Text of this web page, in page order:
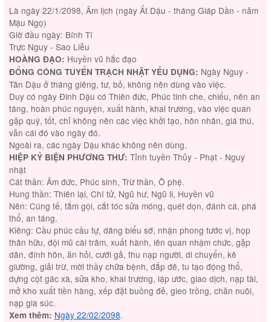
Là ngày 22/1/2098, Âm lịch (ngày Ất Dậu - tháng Giáp Dần - năm
Mậu Ngọ)
Giờ đầu ngày: Bính Tí
Trực Nguy - Sao Liễu
HOÀNG ĐẠO: Huyền vũ hắc đạo
ĐỔNG CÔNG TUYỂN TRẠCH NHẬT YẾU DỤNG: Ngày Nguy -
Tân Dậu ở tháng giêng, tư, bỏ, không nên dùng vào việc.
Duy có ngày Đinh Dậu có Thiên đức, Phúc tinh che, chiếu, nên an
táng, hoàn phúc nguyện, xuất hành, khai trương, vào việc quan
gặp quý, tốt, chỉ không nên các việc khởi tạo, hôn nhân, giá thú,
vẫn cái đó vào ngày đó.
Ngoài ra, các ngày Dậu khác không nên dùng.
HIỆP KỶ BIỆN PHƯƠNG THƯ: Tỉnh tuyền Thủy - Phạt - Nguy
nhật
Cát thần: Âm đức, Phúc sinh, Trừ thần, Ô phệ.
Hung thần: Thiên lại, Chí tử, Ngũ hư, Ngũ li, Huyền vũ
Nên: Cúng tế, tắm gội, cắt tóc sửa móng, quét dọn, đánh cá, phá
thổ, an táng.
Kiêng: Cầu phúc cầu tự, dâng biểu sớ, nhận phong tước vị, họp
thân hữu, đội mũ cài trâm, xuất hành, lên quan nhậm chức, gặp
dân, đính hôn, ăn hỏi, cưới gả, thu nạp người, di chuyển, kê
giường, giải trừ, mời thầy chữa bệnh, đắp đê, tu tạo động thổ,
dựng cột gác xà, sửa kho, khai trương, lập ước, giao dịch, nạp tài,
mở kho xuất tiền hàng, xếp đặt buồng đẻ, gieo trồng, chăn nuôi,
nạp gia súc.
Xem thêm: Ngày 22/02/2098.